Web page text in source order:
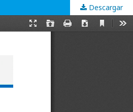
Descargar